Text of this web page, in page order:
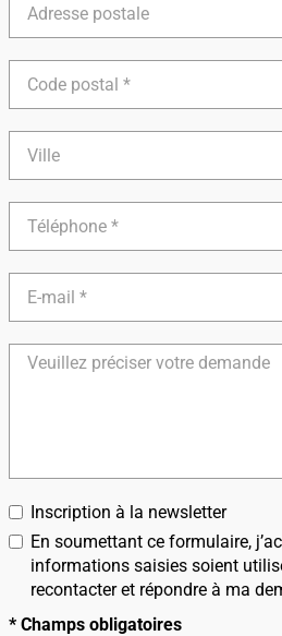
postale
postal
mail
Détails
Inscription à la newsletter
En soumettant ce formulaire,
informations saisies soient
recontacter et répondre à ma
* Champs obligatoires